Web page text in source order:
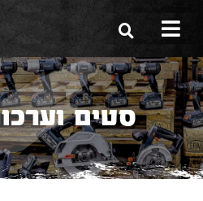
הסיפור שלנו
הכלים שלנו
תערוכות
סטים